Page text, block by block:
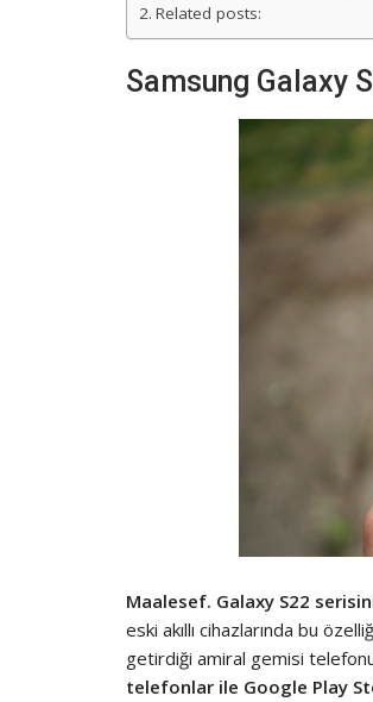
Related posts:
Samsung Galaxy
Maalesef. Galaxy S22
eski akıllı cihazlarında bu
getirdiği amiral gemisi
telefonlar ile Google Play